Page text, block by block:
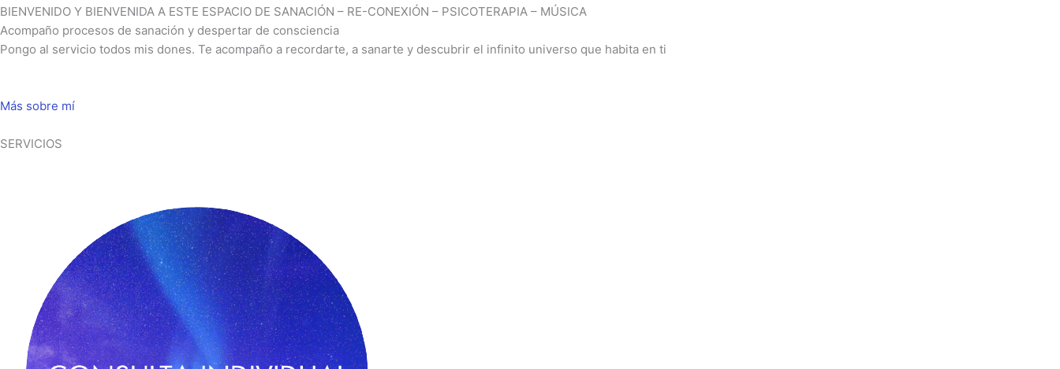
BIENVENIDO Y BIENVENIDA A ESTE ESPACIO DE SANACIÓN – RE-CONEXIÓN – PSICOTERAPIA – MÚSICA
Acompaño procesos de sanación y despertar de consciencia
Pongo al servicio todos mis dones. Te acompaño a recordarte, a sanarte y descubrir el infinito universo que habita en ti
Más sobre mí
SERVICIOS